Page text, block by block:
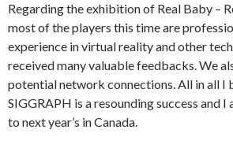
Regarding the exhibition of Real Baby –
most of the players this time are
experience in virtual reality and other
received many valuable feedbacks. We
potential network connections. All in all I
SIGGRAPH is a resounding success and
to next year’s in Canada.